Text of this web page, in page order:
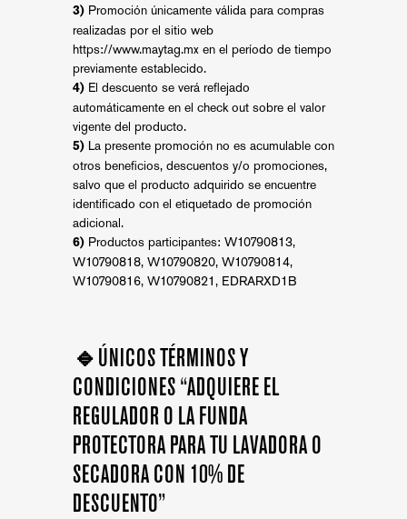
3) Promoción únicamente válida para compras
realizadas por el sitio web
https://www.maytag.mx en el período de tiempo
previamente establecido.
4) El descuento se verá reflejado
automáticamente en el check out sobre el valor
vigente del producto.
5) La presente promoción no es acumulable con
otros beneficios, descuentos y/o promociones,
salvo que el producto adquirido se encuentre
identificado con el etiquetado de promoción
adicional.
6) Productos participantes: W10790813,
W10790818, W10790820, W10790814,
W10790816, W10790821, EDRARXD1B
🔹 ÚNICOS TÉRMINOS Y
CONDICIONES “ADQUIERE EL
REGULADOR O LA FUNDA
PROTECTORA PARA TU LAVADORA O
SECADORA CON 10% DE
DESCUENTO”